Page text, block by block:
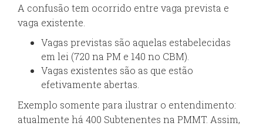
A confusão tem ocorrido entre vaga prevista e
vaga existente.
Vagas previstas são aquelas estabelecidas
em lei (720 na PM e 140 no CBM).
Vagas existentes são as que estão
efetivamente abertas.
Exemplo somente para ilustrar o entendimento:
atualmente há 400 Subtenentes na PMMT. Assim,